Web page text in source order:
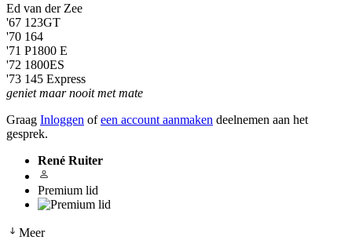
Ed van der Zee
'67 123GT
'70 164
'71 P1800 E
'72 1800ES
'73 145 Express
geniet maar nooit met mate
Graag Inloggen ofeen account aanmaken deelnemen aan het
gesprek.
René Ruiter
Premium lid
Meer